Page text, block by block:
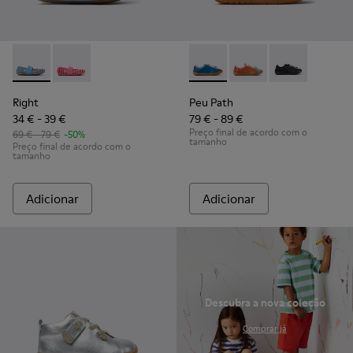
Right - K800696-002 - Bailarinas azuis em têxtil e pele para
Right - K800696-001
Right
34 € - 39 €
69 € - 79 € -50%
Preço final de acordo com o
tamanho
Adicionar
Peu Path - K800707-002 -
Peu Path -Peu Path -
Peu Path
79 € - 89 €
Preço final de acordo com o
tamanho
Adicionar
Descubra a nova coleção
Comprar já